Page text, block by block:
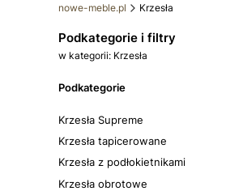
nowe-meble.pl Krzesła
Podkategorie i filtry
w kategorii: Krzesła
Podkategorie
Krzesła Supreme
Krzesła tapicerowane
Krzesła z podłokietnikami
Krzesła obrotowe